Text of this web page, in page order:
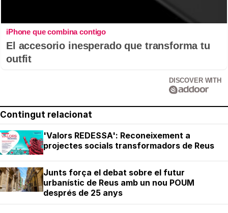
iPhone que combina contigo
El accesorio inesperado que transforma tu
outfit
DISCOVER WITH
Contingut relacionat
'Valors REDESSA': Reconeixement a
projectes socials transformadors de Reus
Junts força el debat sobre el futur
urbanístic de Reus amb un nou POUM
després de 25 anys